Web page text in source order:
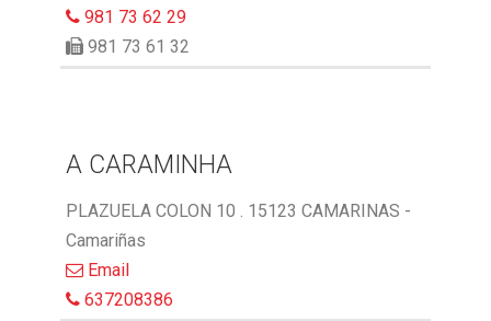
981 73 62 29
981 73 61 32
A CARAMINHA
PLAZUELA COLON 10 . 15123 CAMARINAS -
Camariñas
Email
637208386